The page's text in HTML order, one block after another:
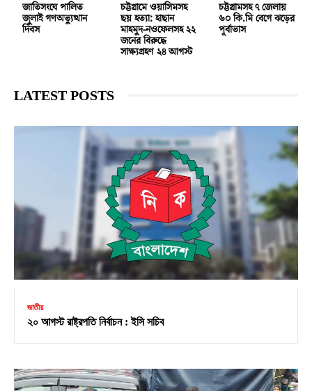
জাতিসংঘে পালিত
জুলাই গণঅভ্যুত্থান
দিবস
চট্টগ্রামে ওয়াসিমসহ
ছয় হত্যা: হাছান
মাহমুদ-নওফেলসহ ২২
জনের বিরুদ্ধে
সাক্ষ্যগ্রহণ ২৪ আগস্ট
চট্টগ্রামসহ ৭ জেলায়
৬০ কি.মি বেগে ঝড়ের
পূর্বাভাস
LATEST POSTS
জাতীয়
২০ আগস্ট রাষ্ট্রপতি নির্বাচন : ইসি সচিব